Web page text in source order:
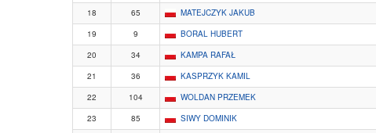
18
65 MATEJCZYK JAKUB
19
9 BORAL HUBERT
20
34 KAMPA RAFAŁ
21
36 KASPRZYK KAMIL
22
104 WOLDAN PRZEMEK
23
85 SIWY DOMINIK